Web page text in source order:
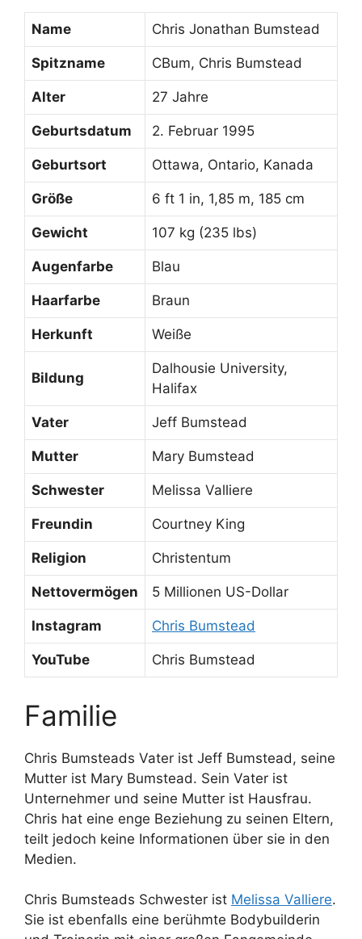
Name Chris Jonathan Bumstead
Spitzname CBum, Chris Bumstead
Alter 27 Jahre
Geburtsdatum 2. Februar 1995
Geburtsort Ottawa, Ontario, Kanada
Größe 6 ft 1 in, 1,85 m, 185 cm
Gewicht 107 kg (235 lbs)
Augenfarbe Blau
Haarfarbe Braun
Herkunft Weiße
Bildung
Dalhousie University,
Halifax
Vater Jeff Bumstead
Mutter Mary Bumstead
Schwester Melissa Valliere
Freundin Courtney King
Religion Christentum
Nettovermögen 5 Millionen US-Dollar
Instagram Chris Bumstead
YouTube Chris Bumstead
Familie
Chris Bumsteads Vater ist Jeff Bumstead, seine
Mutter ist Mary Bumstead. Sein Vater ist
Unternehmer und seine Mutter ist Hausfrau.
Chris hat eine enge Beziehung zu seinen Eltern,
teilt jedoch keine Informationen über sie in den
Medien.
Chris Bumsteads Schwester ist Melissa Valliere.
Sie ist ebenfalls eine berühmte Bodybuilderin